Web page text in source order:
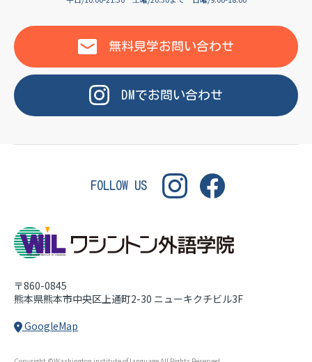
WASHINGTON
無料見学お問い合わせ
DM でお問い合わせ
FOLLOW US
〒860-0845
熊本県熊本市中央区上通町2-30 ニューキクチビル3F
GoogleMap